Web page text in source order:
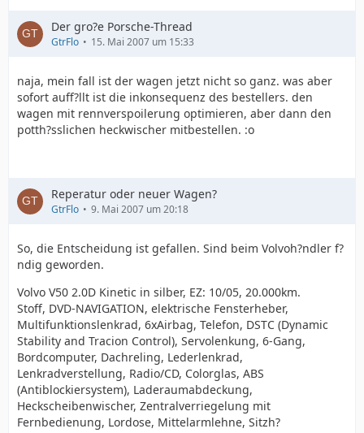
Der gro?e Porsche-Thread
GtrFlo 15. Mai 2007 um 15:33
naja, mein fall ist der wagen jetzt nicht so ganz. was aber
sofort auff?llt ist die inkonsequenz des bestellers. den
wagen mit rennverspoilerung optimieren, aber dann den
potth?sslichen heckwischer mitbestellen. :o
Reperatur oder neuer Wagen?
GtrFlo 9. Mai 2007 um 20:18
So, die Entscheidung ist gefallen. Sind beim Volvoh?ndler f?
ndig geworden.
Volvo V50 2.0D Kinetic in silber, EZ: 10/05, 20.000km.
Stoff, DVD-NAVIGATION, elektrische Fensterheber,
Multifunktionslenkrad, 6xAirbag, Telefon, DSTC (Dynamic
Stability and Tracion Control), Servolenkung, 6-Gang,
Bordcomputer, Dachreling, Lederlenkrad,
Lenkradverstellung, Radio/CD, Colorglas, ABS
(Antiblockiersystem), Laderaumabdeckung,
Heckscheibenwischer, Zentralverriegelung mit
Fernbedienung, Lordose, Mittelarmlehne, Sitzh?